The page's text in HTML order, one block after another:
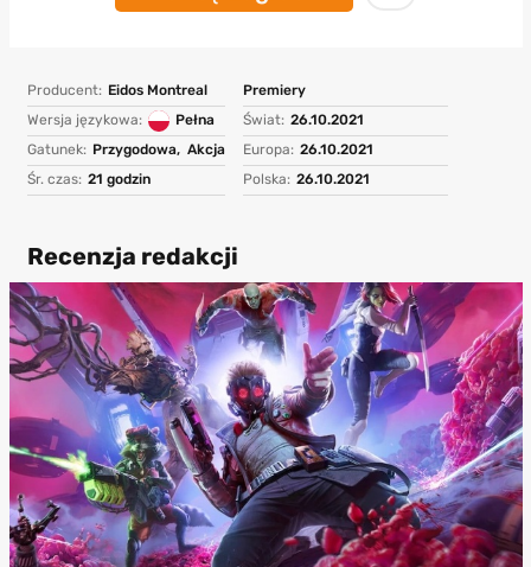
Producent: Eidos Montreal
Wersja językowa:
Pełna
Gatunek: Przygodowa, Akcja
Śr. czas: 21 godzin
Premiery
Świat: 26.10.2021
Europa: 26.10.2021
Polska: 26.10.2021
Recenzja redakcji